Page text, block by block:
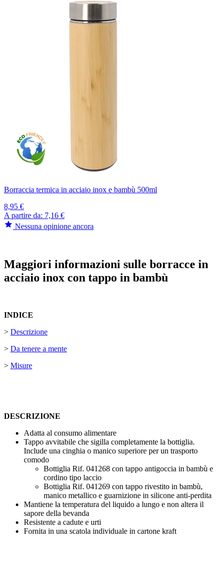
Borraccia termica in acciaio inox e bambù 500ml
8,95 €
A partire da: 7,16 €
Nessuna opinione ancora
Maggiori informazioni sulle borracce in
acciaio inox con tappo in bambù
INDICE
> Descrizione
> Da tenere a mente
> Misure
DESCRIZIONE
Adatta al consumo alimentare
Tappo avvitabile che sigilla completamente la bottiglia.
Include una cinghia o manico superiore per un trasporto
comodo
Bottiglia Rif. 041268 con tappo antigoccia in bambù e
cordino tipo laccio
Bottiglia Rif. 041269 con tappo rivestito in bambù,
manico metallico e guarnizione in silicone anti-perdita
Mantiene la temperatura del liquido a lungo e non altera il
sapore della bevanda
Resistente a cadute e urti
Fornita in una scatola individuale in cartone kraft